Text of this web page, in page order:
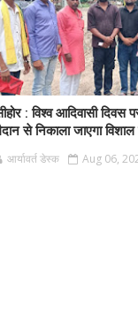
: विश्व आदिवासी दिवस
से निकाला जाएगा
आर्यावर्त डेस्क Aug 06,